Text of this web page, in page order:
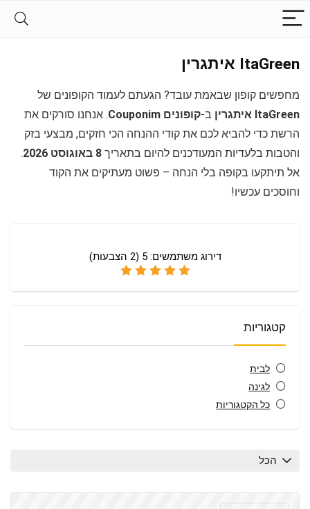
ItaGreen איתגרין
מחפשים קופון שבאמת עובד? הגעתם לעמוד הקופונים של
ItaGreen איתגרין
ב-קופונים Couponim
. אנחנו סורקים את
הרשת כדי להביא לכם את קודי ההנחה הכי חזקים, מבצעי בזק
והטבות בלעדיות המעודכנים להיום בתאריך 8 באוגוסט 2026
.
אל תיתקעו בקופה בלי הנחה – פשוט מעתיקים את הקוד
וחוסכים עכשיו!
דירוג משתמשים:5
(
2 הצבעות)
קטגוריות
לבית
לגינה
כל הקטגוריות
הכל